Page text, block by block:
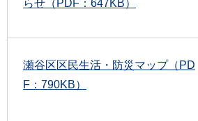
らせ（PDF：647KB）
瀬谷区区民生活・防災マップ（PD
F：790KB）